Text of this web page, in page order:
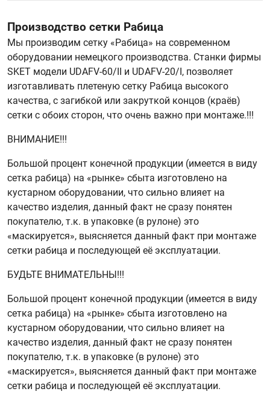
Производство сетки Рабица
Мы производим сетку «Рабица» на современном
оборудовании немецкого производства. Станки фирмы
SKET модели UDAFV-60/II и UDAFV-20/I, позволяет
изготавливать плетеную сетку Рабица высокого
качества, с загибкой или закруткой концов (краёв)
сетки с обоих сторон, что очень важно при монтаже.!!!
ВНИМАНИЕ!!!
Большой процент конечной продукции (имеется в виду
сетка рабица) на «рынке» сбыта изготовлено на
кустарном оборудовании, что сильно влияет на
качество изделия, данный факт не сразу понятен
покупателю, т.к. в упаковке (в рулоне) это
«маскируется», выясняется данный факт при монтаже
сетки рабица и последующей её эксплуатации.
БУДЬТЕ ВНИМАТЕЛЬНЫ!!!
Большой процент конечной продукции (имеется в виду
сетка рабица) на «рынке» сбыта изготовлено на
кустарном оборудовании, что сильно влияет на
качество изделия, данный факт не сразу понятен
покупателю, т.к. в упаковке (в рулоне) это
«маскируется», выясняется данный факт при монтаже
сетки рабица и последующей её эксплуатации.